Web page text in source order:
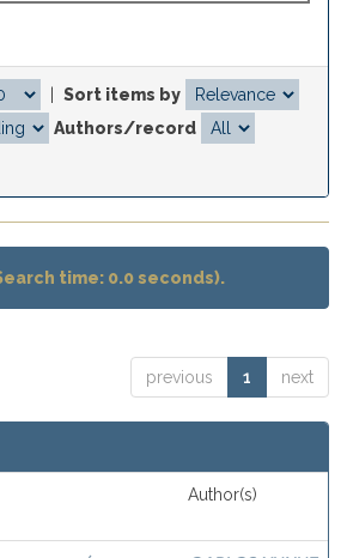
Sort items by
Authors/record
time: 0.0 seconds).
previous 1 next
Author(s)